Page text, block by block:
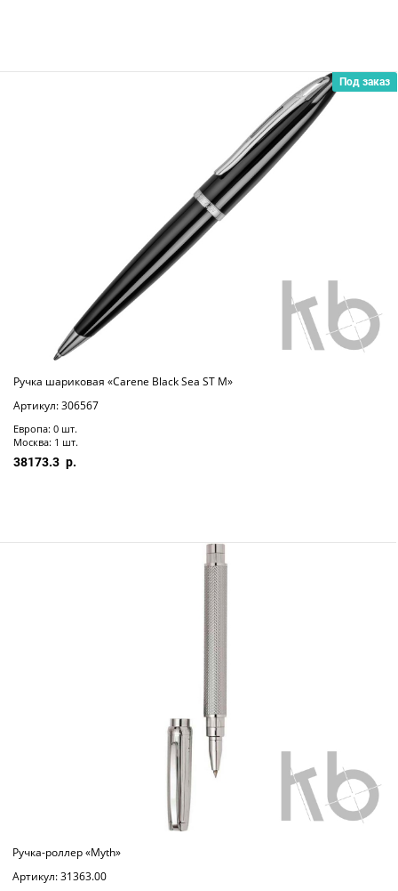
Под заказ
Ручка шариковая «Carene Black Sea ST M»
Артикул: 306567
Европа: 0 шт.
Москва: 1 шт.
38173.3
Ручка-роллер «Myth»
Артикул: 31363.00